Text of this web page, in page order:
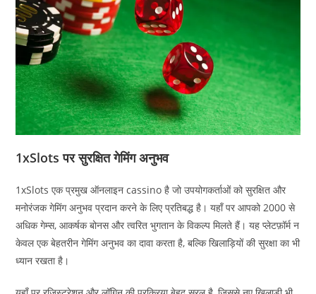
1xSlots पर सुरक्षित गेमिंग अनुभव
1xSlots एक प्रमुख ऑनलाइन cassino है जो उपयोगकर्ताओं को सुरक्षित और
मनोरंजक गेमिंग अनुभव प्रदान करने के लिए प्रतिबद्ध है। यहाँ पर आपको 2000 से
अधिक गेम्स, आकर्षक बोनस और त्वरित भुगतान के विकल्प मिलते हैं। यह प्लेटफ़ॉर्म न
केवल एक बेहतरीन गेमिंग अनुभव का दावा करता है, बल्कि खिलाड़ियों की सुरक्षा का भी
ध्यान रखता है।